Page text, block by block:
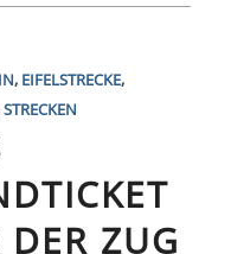
, EIFELSTRECKE,
STRECKEN
ZUG